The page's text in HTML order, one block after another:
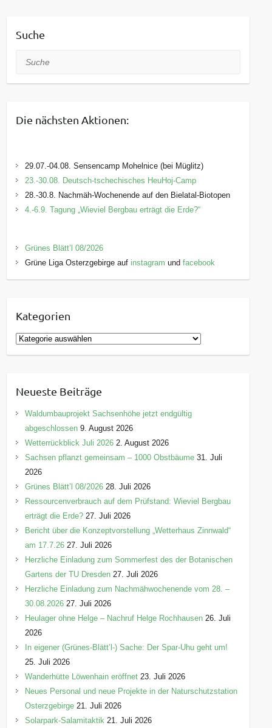
Suche
Suche
Die nächsten Aktionen:
29.07.-04.08. Sensencamp Mohelnice (bei Müglitz)
23.-30.08. Deutsch-tschechisches HeuHoj-Camp
28.-30.8. Nachmäh-Wochenende auf den Bielatal-Biotopen
4.-6.9. Tagung „Wieviel Bergbau erträgt die Erde?“
Grünes Blätt’l 08/2026
Grüne Liga Osterzgebirge auf instagram undfacebook
Kategorien
K
a
g
o
i
e
Neueste Beiträge
Waldumbauprojekt Sachsenhöhe jetzt endgültig
abgeschlossen 9. August 2026
Wetterrückblick Juli 2026 2. August 2026
Sachsen pflanzt gemeinsam – 1000 Obstbäume 31. Juli
2026
Grünes Blätt’l 08/2026 28. Juli 2026
Ressourcenverbrauch auf dem Prüfstand: Wieviel Bergbau
erträgt die Erde? 27. Juli 2026
Bericht über die Konzeptvorstellung „Wetterhaus Zinnwald“
am 17.7.26 27. Juli 2026
Herzliche Einladung zum Sommerfest des der Botanischen
Gartens der TU Dresden 27. Juli 2026
Herzliche Einladung zum Nachmähwochenende vom 28. –
30.08.2026 27. Juli 2026
Heulager ohne Helge – Nachruf Helge Rochhausen 26. Juli
2026
In eigener (Grünes-Blätt’l-) Sache: Der Spar-Uhu geht um!
25. Juli 2026
Wanderhütte Löwenhain eröffnet 23. Juli 2026
Neues Personal und neue Projekte in der Naturschutzstation
Osterzgebirge 21. Juli 2026
Solarpark-Salamitaktik 21. Juli 2026